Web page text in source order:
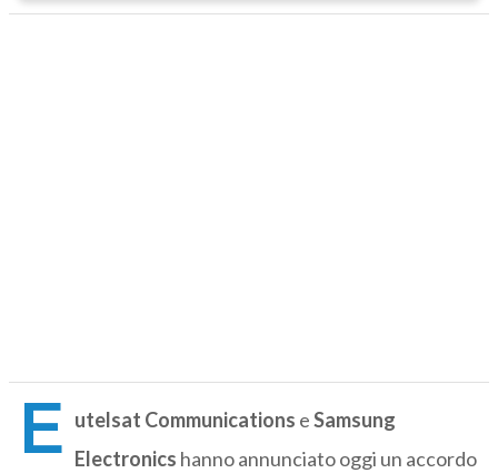
E utelsat Communications eSamsung
Electronics hanno annunciato oggi un accordo